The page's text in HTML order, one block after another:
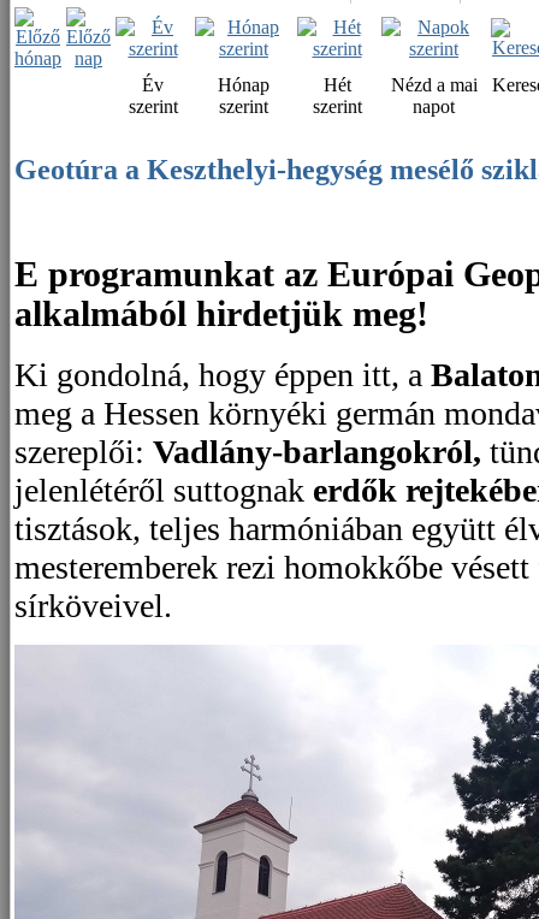
Év
szerint
Hónap
szerint
Hét
szerint
Nézd a mai
napot
Geotúra a Keszthelyi-hegység mesélő
E programunkat az Európai
alkalmából hirdetjük meg!
Ki gondolná, hogy éppen itt, a
meg a Hessen környéki germán
szereplői: Vadlány-barlangokról,
jelenlétéről suttognak erdők
tisztások, teljes harmóniában együtt
mesteremberek rezi homokkőbe
sírköveivel.